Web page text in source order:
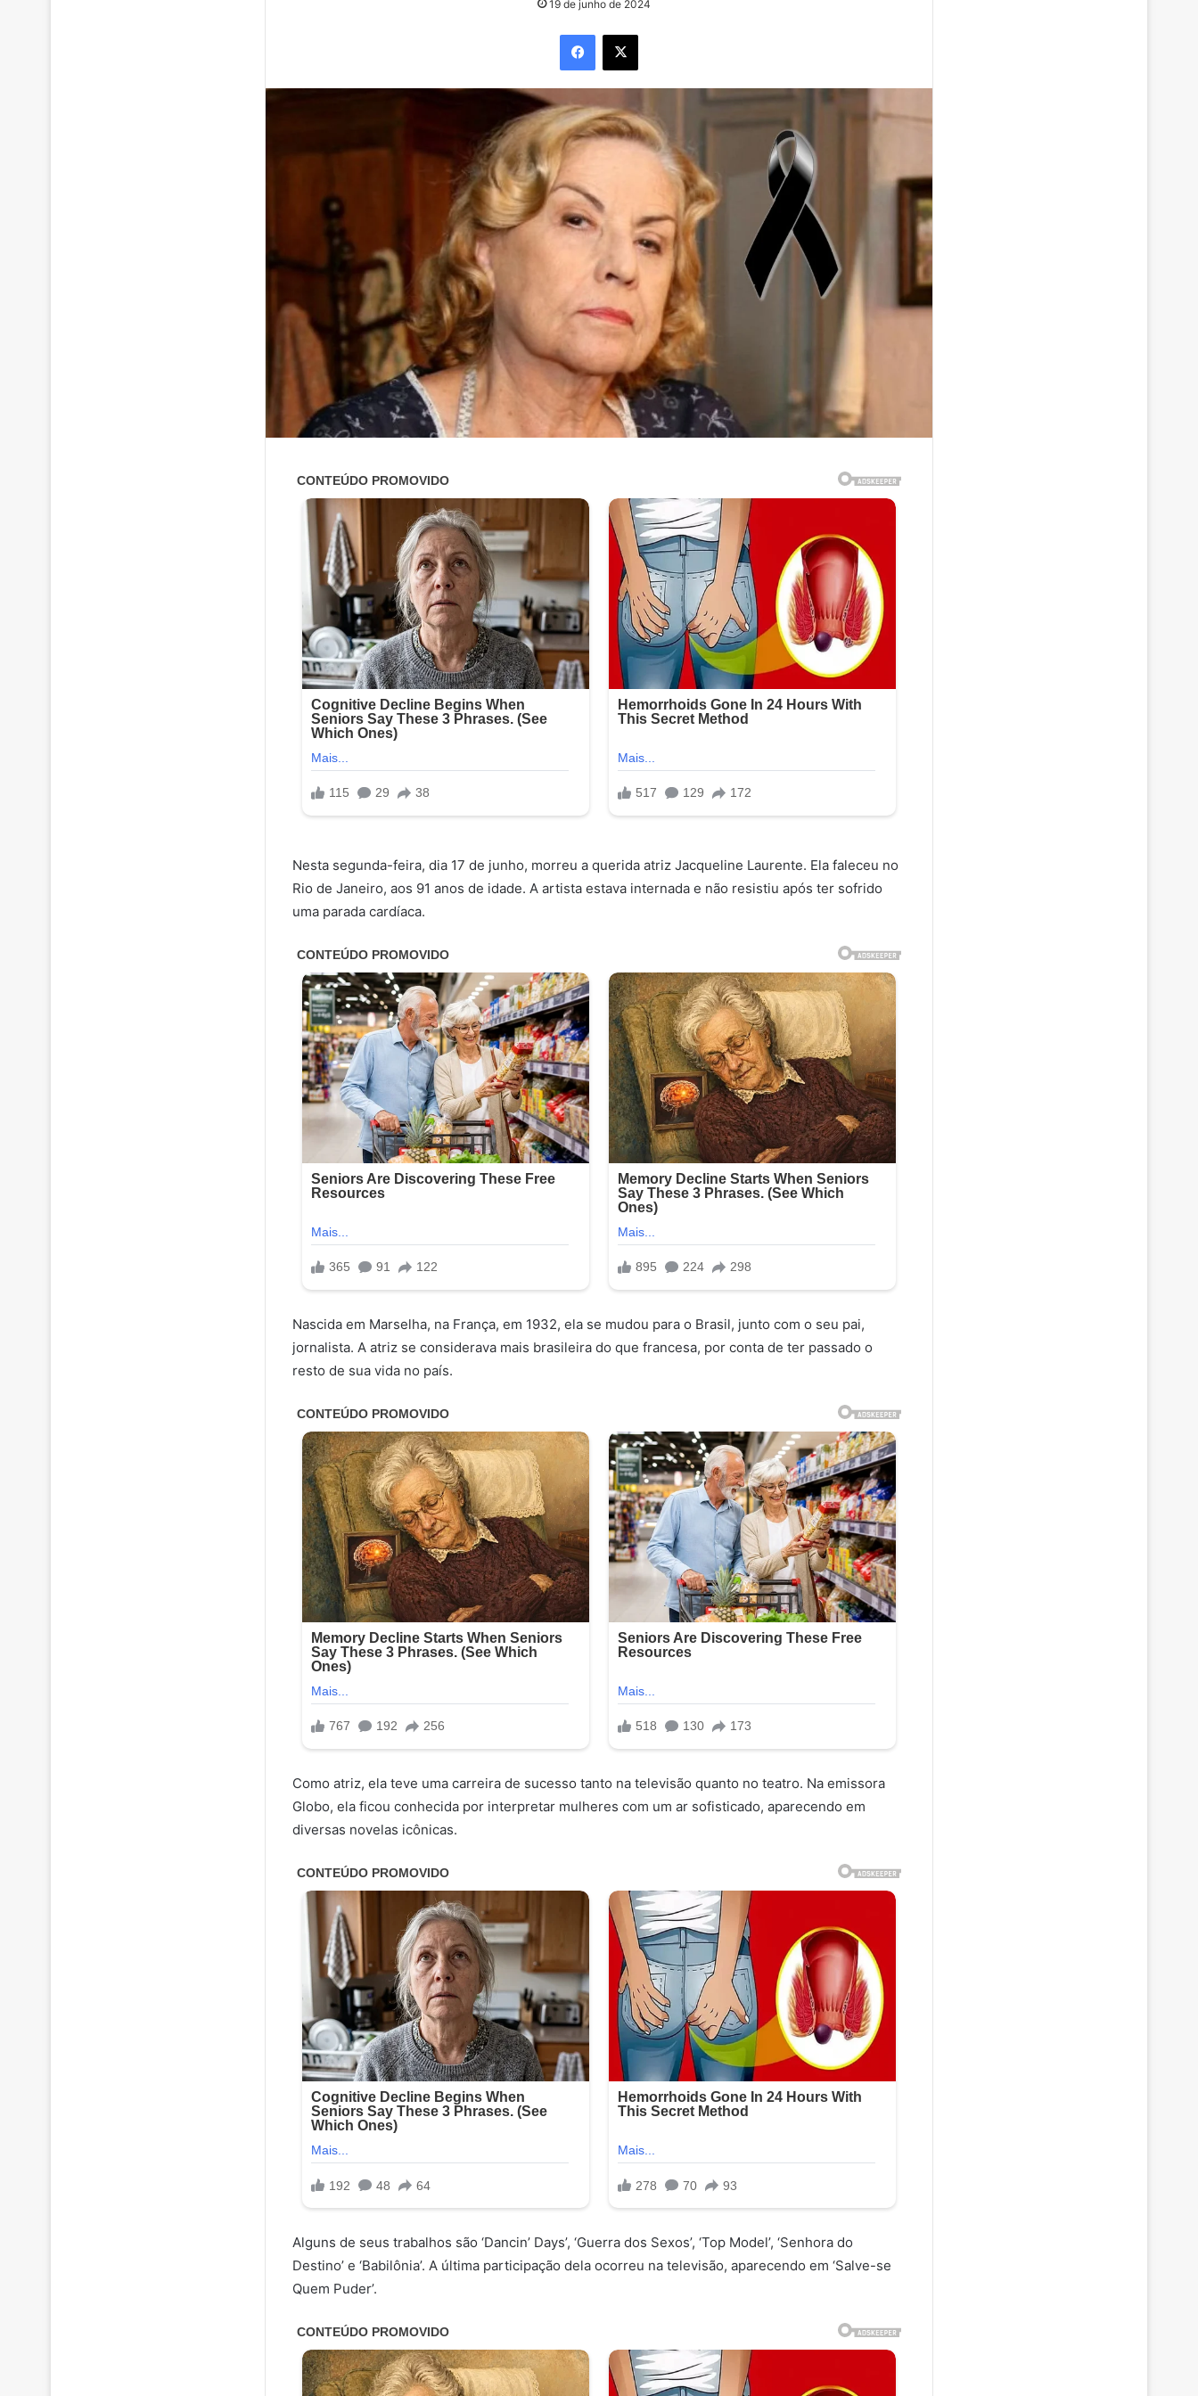
19 de junho de 2024
Facebook
X
Nesta segunda-feira, dia 17 de junho, morreu a querida atriz Jacqueline Laurente. Ela faleceu no
Rio de Janeiro, aos 91 anos de idade. A artista estava internada e não resistiu após ter sofrido
uma parada cardíaca.
Nascida em Marselha, na França, em 1932, ela se mudou para o Brasil, junto com o seu pai,
jornalista. A atriz se considerava mais brasileira do que francesa, por conta de ter passado o
resto de sua vida no país.
Como atriz, ela teve uma carreira de sucesso tanto na televisão quanto no teatro. Na emissora
Globo, ela ficou conhecida por interpretar mulheres com um ar sofisticado, aparecendo em
diversas novelas icônicas.
Alguns de seus trabalhos são ‘Dancin’ Days’, ‘Guerra dos Sexos’, ‘Top Model’, ‘Senhora do
Destino’ e ‘Babilônia’. A última participação dela ocorreu na televisão, aparecendo em ‘Salve-se
Quem Puder’.